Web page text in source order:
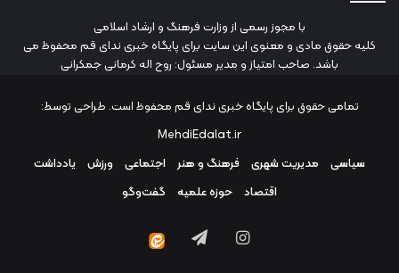
با مجوز رسمی از وزارت فرهنگ و ارشاد اسلامی
کلیه حقوق مادی و معنوی این سایت برای پایگاه خبری ندای قم محفوظ می
باشد. صاحب امتیاز و مدیر مسئول: روح اله کرمانی جمکرانی
تمامی حقوق برای پایگاه خبری ندای قم محفوظ است. طراحی توسط:
MehdiEdalat.ir
سیاسی
مدیریت شهری فرهنگ و هنر اجتماعی ورزش
یادداشت
اقتصاد
حوزه علمیه گفت‌وگو
اینستاگرامتلگرام